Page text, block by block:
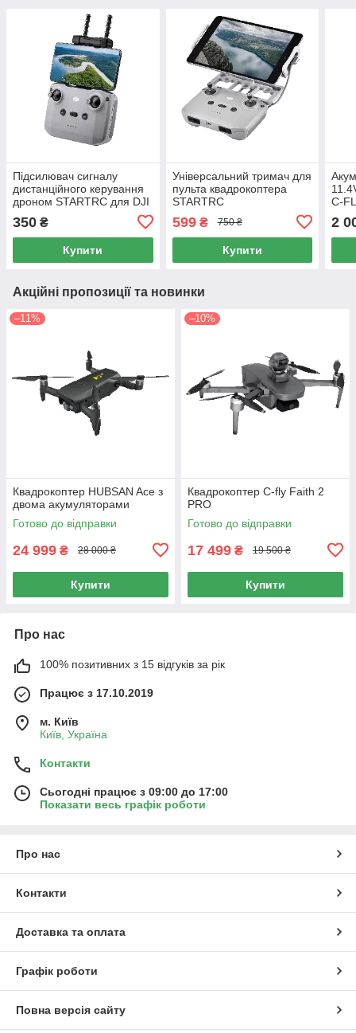
Підсилювач сигналу
дистанційного керування
дроном STARTRC для DJI
350 ₴
Купити
Універсальний тримач для
пульта квадрокоптера
STARTRC
599₴ 750 ₴
Купити
C-
2
Акційні пропозиції та новинки
–11%
Квадрокоптер HUBSAN Ace з
двома акумуляторами
Готово до відправки
24 999 ₴ 28 000 ₴
Купити
–10%
Квадрокоптер C-fly Faith 2
PRO
Готово до відправки
17 499 ₴ 19 500 ₴
Купити
Про нас
100% позитивних з 15 відгуків за рік
Працює з 17.10.2019
м. Київ
Київ, Україна
Контакти
Сьогодні працює з 09:00 до 17:00
Показати весь графік роботи
Про нас
Контакти
Доставка та оплата
Графік роботи
Повна версія сайту